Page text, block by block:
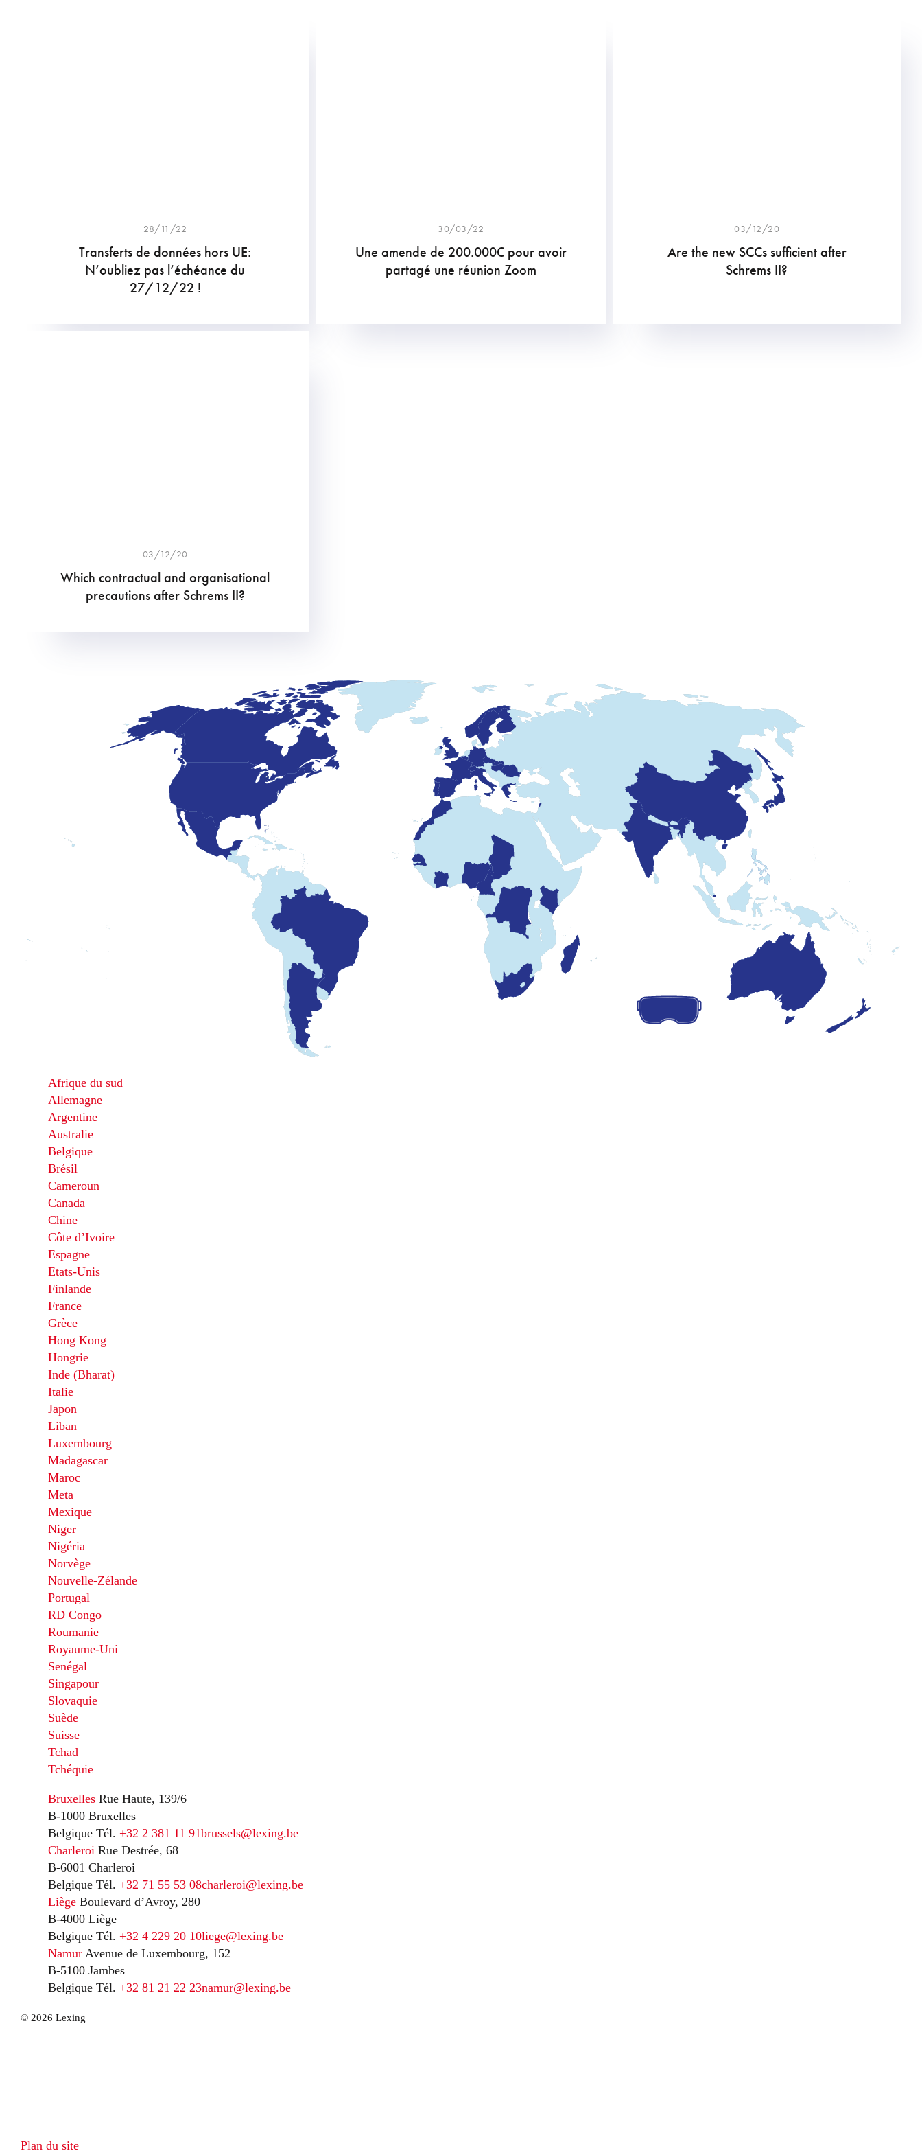
28/11/22
Transferts de données hors UE:
N’oubliez pas l’échéance du
27/12/22 !
30/03/22
Une amende de 200.000€ pour avoir
partagé une réunion Zoom
03/12/20
Are the new SCCs sufficient after
Schrems II?
03/12/20
Which contractual and organisational
precautions after Schrems II?
Afrique du sud
Allemagne
Argentine
Australie
Belgique
Brésil
Cameroun
Canada
Chine
Côte d’Ivoire
Espagne
Etats-Unis
Finlande
France
Grèce
Hong Kong
Hongrie
Inde (Bharat)
Italie
Japon
Liban
Luxembourg
Madagascar
Maroc
Meta
Mexique
Niger
Nigéria
Norvège
Nouvelle-Zélande
Portugal
RD Congo
Roumanie
Royaume-Uni
Senégal
Singapour
Slovaquie
Suède
Suisse
Tchad
Tchéquie
Bruxelles Rue Haute, 139/6
B-1000 Bruxelles
Belgique Tél. +32 2 381 11 91brussels@lexing.be
Charleroi Rue Destrée, 68
B-6001 Charleroi
Belgique Tél. +32 71 55 53 08charleroi@lexing.be
Liège Boulevard d’Avroy, 280
B-4000 Liège
Belgique Tél. +32 4 229 20 10liege@lexing.be
Namur Avenue de Luxembourg, 152
B-5100 Jambes
Belgique Tél. +32 81 21 22 23namur@lexing.be
© 2026 Lexing
Plan du site